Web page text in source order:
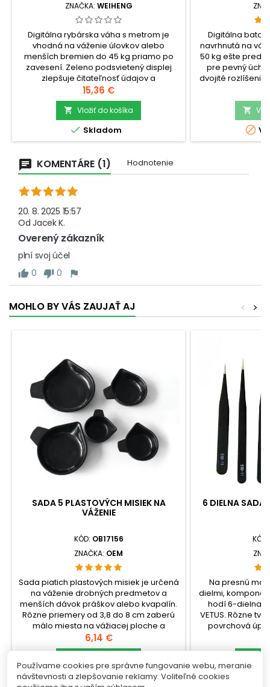
ZNAČKA: WEIHENG
Digitálna rybárska váha s metrom je
vhodná na váženie úlovkov alebo
menších bremien do 45 kg priamo po
zavesení. Zeleno podsvietený displej
zlepšuje čitateľnosť údajov a
zabudovaný zavinovací meter 100 cm
spolu s funkciou TARE rozšíria použitie pri
meraní dĺžky a čistého
množstva.check_circleVáživosť: 45
kgcheck_circleRozlíšenie: 10
gcheck_circleFunkcie:...
Cena
15,36 €
 Vložiť do košíka
 Skladom
Digitálna
navrhnutá na
50 kg ešte pred
pre pevný
dvojité rozlíšenie,


KOMENTÁRE (1) Hodnotenie
20. 8. 2025 15:57
OdJacek K.
Overený zákazník
plní svoj účel
0
0
MOHLO BY VÁS ZAUJAŤ AJ >
<
SADA 5 PLASTOVÝCH MISIEK NA
VÁŽENIE
KÓD: OB17156
ZNAČKA: OEM
Sada piatich plastových misiek je určená
na váženie drobných predmetov a
menších dávok práškov alebo kvapalín.
Rôzne priemery od 3,8 do 8 cm zaberú
málo miesta na vážiacej ploche a
umožnia zvoliť misku podľa množstva
materiálu, aby sa obsah voľne zmestil
plastových misiek na
váženiecheck_circleBalenie: 5 ks
Cena
6,14 €
Skladom
6 DIELNA SADA
KÓD:
Na presnú
dielmi,
hodí 6-dielna
VETUS. Rôzne
povrchová
ochranné krytky
Sada
Používame cookies pre správne fungovanie webu, meranie
návštevnosti a zlepšovanie reklamy. Voliteľné cookies